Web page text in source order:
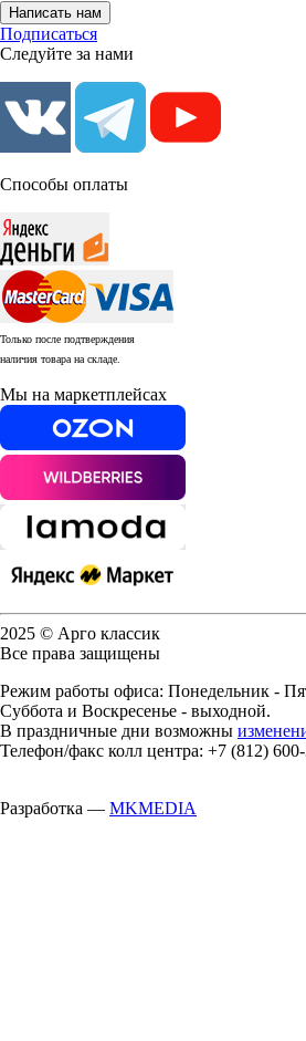
Написать нам
Подписаться
Следуйте за нами
Способы оплаты
Только после подтверждения
наличия товара на складе.
Мы на маркетплейсах
2025 © Арго классик
Все права защищены
Режим работы офиса: Понедельник -
Суббота и Воскресенье - выходной.
В праздничные дни возможны
Телефон/факс колл центра: +7 (812)
Разработка — MKMEDIA